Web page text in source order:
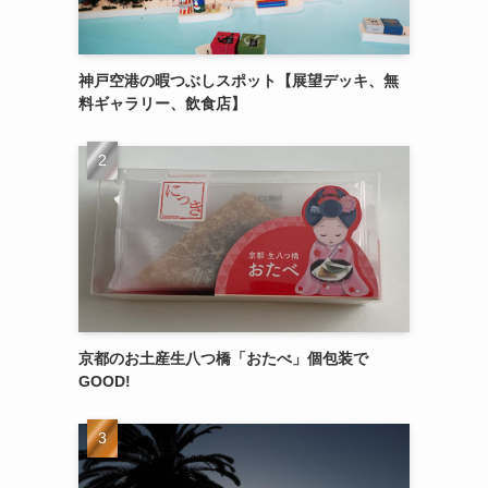
神戸空港の暇つぶしスポット【展望デッキ、無
料ギャラリー、飲食店】
京都のお土産生八つ橋「おたべ」個包装で
GOOD!